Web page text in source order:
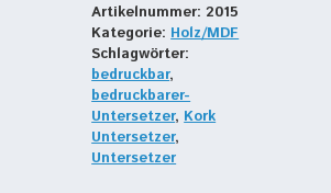
90x5mm
Menge
Artikelnummer:2015
Kategorie: Holz/MDF
Schlagwörter:
bedruckbar,
bedruckbarer-
Untersetzer, Kork
Untersetzer,
Untersetzer